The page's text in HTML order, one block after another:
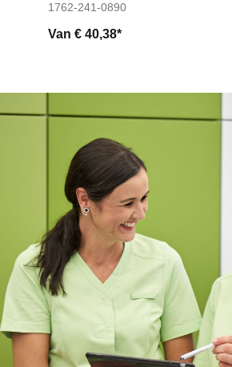
1762-241-0890
Van € 40,38*